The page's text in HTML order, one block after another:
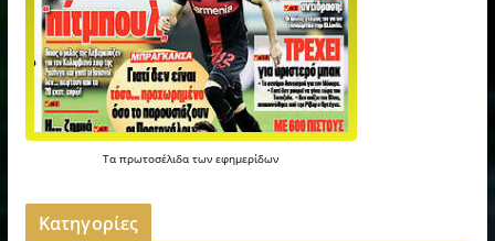
Ταπρωτοσέλιδατωνεφημερίδων
Kατηγορίες